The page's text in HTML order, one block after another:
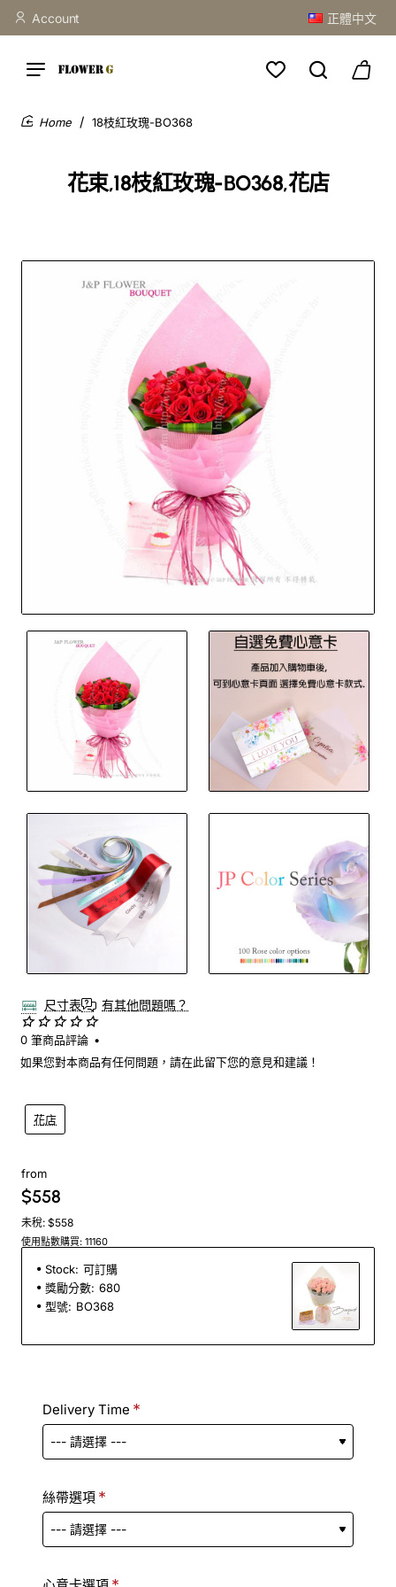
Account 正體中文
花束,18枝紅玫瑰-BO368,花店
18枝紅玫瑰-BO368
尺寸表 有其他問題嗎？
花店
0 筆商品評論 •
如果您對本商品有任何問題，請在此留下您的意見和建議！
from
$558
未稅: $558
使用點數購買: 11160
Stock: 可訂購
獎勵分數: 680
型號: BO368
Delivery Time
絲帶選項